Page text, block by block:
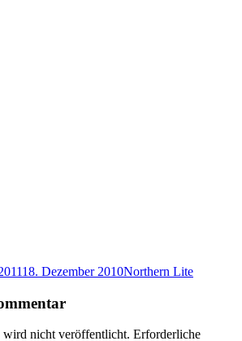
18. Dezember 2010Northern Lite
nicht veröffentlicht. Erforderliche